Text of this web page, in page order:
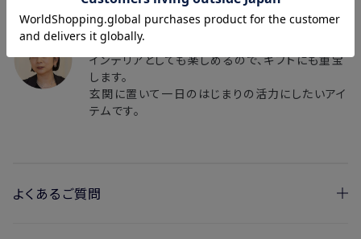
SHIRO 若月＜PR販促＞
お部屋の中がパッと明るく感じるイエローボトル
とフレッシュな香り。
インテリアとしても楽しめるので、ギフトにも重宝
します。
玄関に置いて一日のはじまりの活力にしたいアイ
テムです。
よくあるご質問